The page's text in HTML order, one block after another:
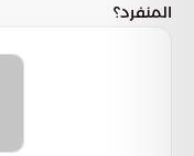
المنفرد؟